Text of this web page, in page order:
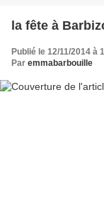
la fête à
Publié le 12/11/2014 à
Par emmabarbouille